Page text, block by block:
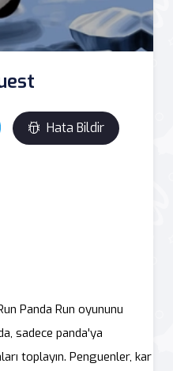
Hata Bildir
Panda Run oyununu
sadece panda'ya
toplayın. Penguenler, kar